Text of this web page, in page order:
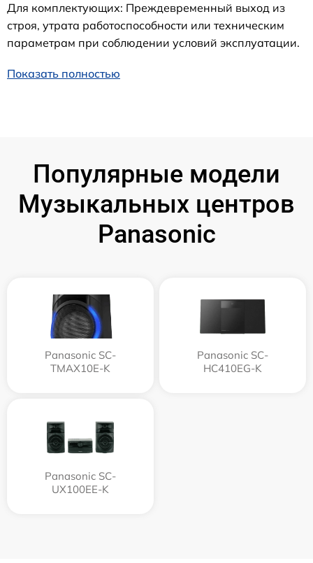
Для комплектующих: Преждевременный выход из
строя, утрата работоспособности или техническим
параметрам при соблюдении условий эксплуатации.
Показать полностью
Популярные модели
Музыкальных центров
Panasonic
Panasonic SC-
TMAX10E-K
Panasonic SC-
HC410EG-K
Panasonic SC-
UX100EE-K